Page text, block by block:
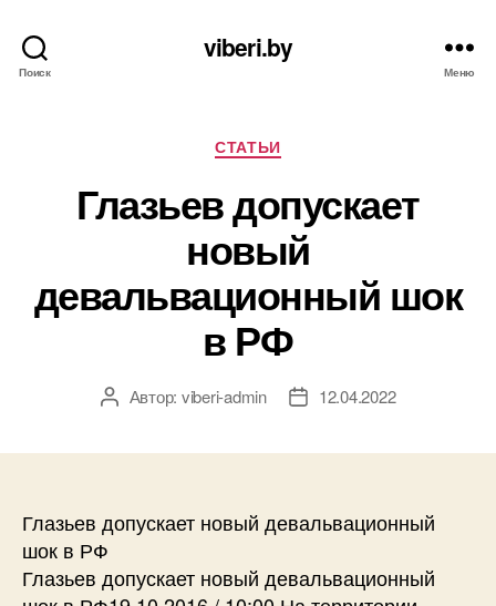
Поиск
viberi.by
Меню
Рубрики
СТАТЬИ
Глазьев допускает
новый
девальвационный шок
в РФ
АвторАвтор: viberi-admin
Дата12.04.2022
Глазьев допускает новый девальвационный
шок в РФ
Глазьев допускает новый девальвационный